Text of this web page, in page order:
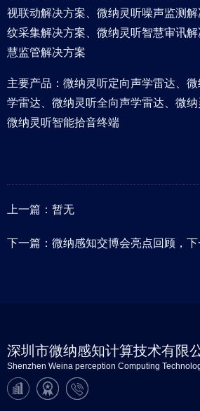
视联动解决方案、微纳灵听噪声监测
纹采集解决方案、微纳灵听智慧审讯
慧监管解决方案
主要产品：微纳灵听定向声学雷达、
学雷达、微纳灵听全向声学雷达、微纳
微纳灵听智能拾音终端
上一篇：暂无
下一篇： 微纳感知交博会亮点回顾，下
深圳市微纳感知计算技术有限
Shenzhen Weina perception Computing